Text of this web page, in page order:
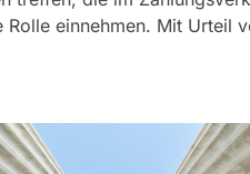
Rolle einnehmen. Mit Urteil